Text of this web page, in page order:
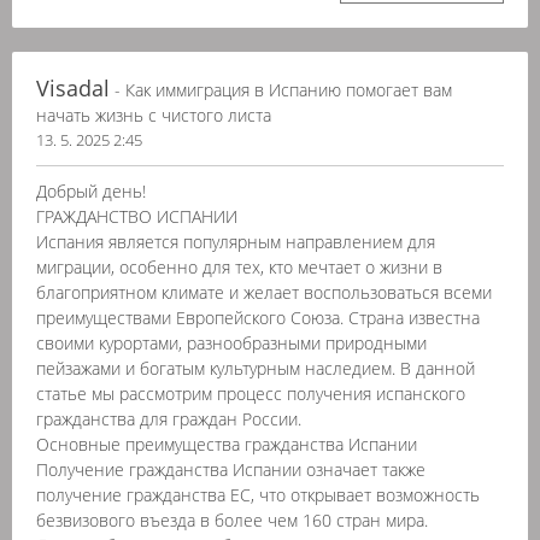
Visadal - Как иммиграция в Испанию помогает вам
начать жизнь с чистого листа
13. 5. 2025 2:45
Добрый день!
ГРАЖДАНСТВО ИСПАНИИ
Испания является популярным направлением для
миграции, особенно для тех, кто мечтает о жизни в
благоприятном климате и желает воспользоваться всеми
преимуществами Европейского Союза. Страна известна
своими курортами, разнообразными природными
пейзажами и богатым культурным наследием. В данной
статье мы рассмотрим процесс получения испанского
гражданства для граждан России.
Основные преимущества гражданства Испании
Получение гражданства Испании означает также
получение гражданства ЕС, что открывает возможность
безвизового въезда в более чем 160 стран мира.